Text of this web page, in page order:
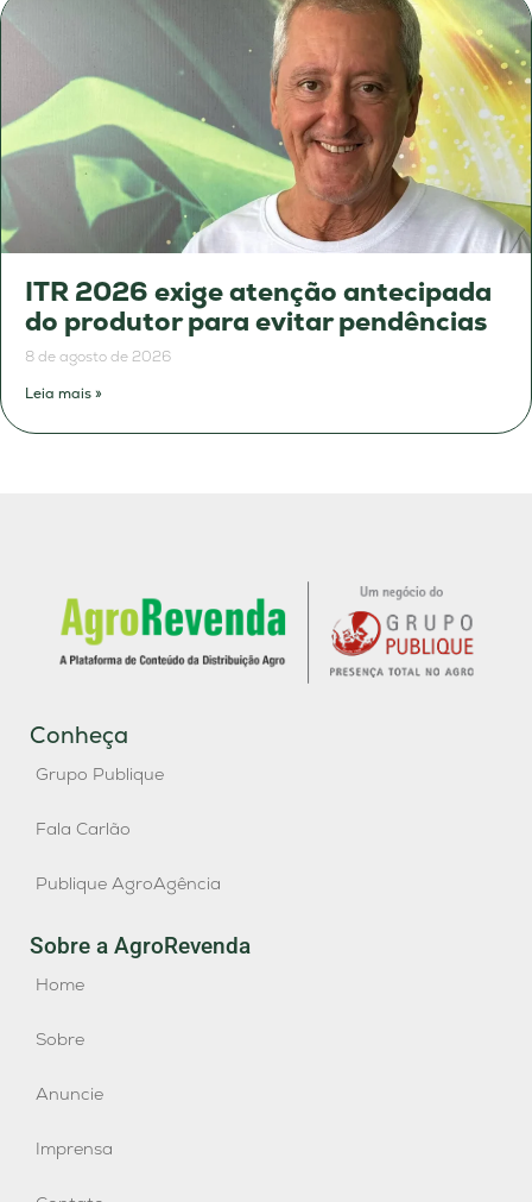
ITR 2026 exige atenção antecipada
do produtor para evitar pendências
8 de agosto de 2026
Leia mais »
Conheça
Grupo Publique
Fala Carlão
Publique AgroAgência
Sobre a AgroRevenda
Home
Sobre
Anuncie
Imprensa